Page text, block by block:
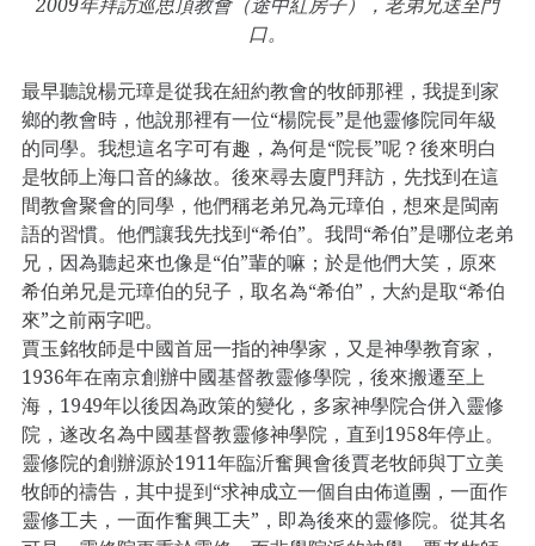
口。
最早聽說楊元璋是從我在紐約教會的牧師那裡，我提到家
鄉的教會時，他說那裡有一位“楊院長”是他靈修院同年級
的同學。我想這名字可有趣，為何是“院長”呢？後來明白
是牧師上海口音的緣故。後來尋去廈門拜訪，先找到在這
間教會聚會的同學，他們稱老弟兄為元璋伯，想來是閩南
語的習慣。他們讓我先找到“希伯”。我問“希伯”是哪位老弟
兄，因為聽起來也像是“伯”輩的嘛；於是他們大笑，原來
希伯弟兄是元璋伯的兒子，取名為“希伯”，大約是取“希伯
來”之前兩字吧。
賈玉銘牧師是中國首屈一指的神學家，又是神學教育家，
1936年在南京創辦中國基督教靈修學院，後來搬遷至上
海，1949年以後因為政策的變化，多家神學院合併入靈修
院，遂改名為中國基督教靈修神學院，直到1958年停止。
靈修院的創辦源於1911年臨沂奮興會後賈老牧師與丁立美
牧師的禱告，其中提到“求神成立一個自由佈道團，一面作
靈修工夫，一面作奮興工夫”，即為後來的靈修院。從其名